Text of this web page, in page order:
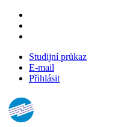
Studijní průkaz
E-mail
Přihlásit